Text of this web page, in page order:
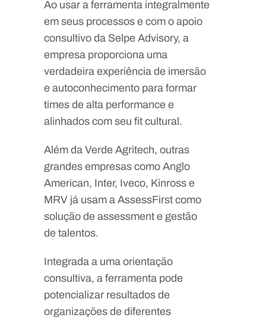
Ao usar a ferramenta integralmente
em seus processos e com o apoio
consultivo da Selpe Advisory, a
empresa proporciona uma
verdadeira experiência de imersão
e autoconhecimento para formar
times de alta performance e
alinhados com seu fit cultural.
Além da Verde Agritech, outras
grandes empresas como Anglo
American, Inter, Iveco, Kinross e
MRV já usam a AssessFirst como
solução de assessment e gestão
de talentos.
Integrada a uma orientação
consultiva, a ferramenta pode
potencializar resultados de
organizações de diferentes